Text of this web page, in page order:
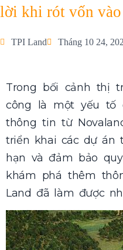
lời khi rót vốn vào
TPI Land Tháng 10 24,
Trong bối cảnh thị
công là một yếu tố
thông tin từ
triển khai các dự án
hạn và đảm bảo
khám phá thêm
Land đã làm được